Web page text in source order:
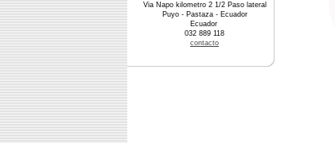
Via Napo kilometro 2 1/2 Paso lateral
Puyo - Pastaza - Ecuador
Ecuador
032 889 118
contacto